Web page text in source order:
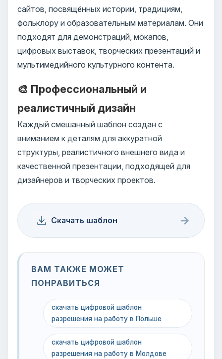
сайтов, посвящённых истории, традициям,
фольклору и образовательным материалам. Они
подходят для демонстраций, мокапов,
цифровых выставок, творческих презентаций и
мультимедийного культурного контента.
🎨 Профессиональный и
реалистичный дизайн
Каждый смешанный шаблон создан с
вниманием к деталям для аккуратной
структуры, реалистичного внешнего вида и
качественной презентации, подходящей для
дизайнеров и творческих проектов.
Скачать шаблон →
ВАМ ТАКЖЕ МОЖЕТ
ПОНРАВИТЬСЯ
скачать цифровой шаблон
разрешения на работу в Польше
скачать цифровой шаблон
разрешения на работу в Молдове